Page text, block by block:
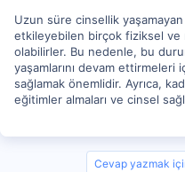
Uzun süre cinsellik yaşamayan
etkileyebilen birçok fiziksel ve
olabilirler. Bu nedenle, bu
yaşamlarını devam
sağlamak önemlidir. Ayrıca,
eğitimler almaları ve cinsel
Cevap yazmak